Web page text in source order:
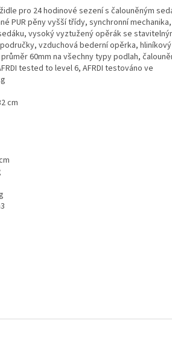
pro 24 hodinové sezení s čalouněným
PUR pěny vyšší třídy, synchronní mechanika,
vysoký vyztužený opěrák se
vzduchová bederní opěrka, hliníkový
60mm na všechny typy podlah,
tested to level 6, AFRDI testováno ve
cm